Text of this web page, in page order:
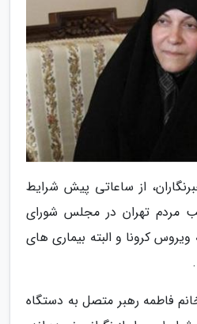
از ساعاتی پیش شرایط
مردم تهران در مجلس شورای
ویروس کرونا و البته بیماری های
فاطمه رهبر متصل به دستگاه